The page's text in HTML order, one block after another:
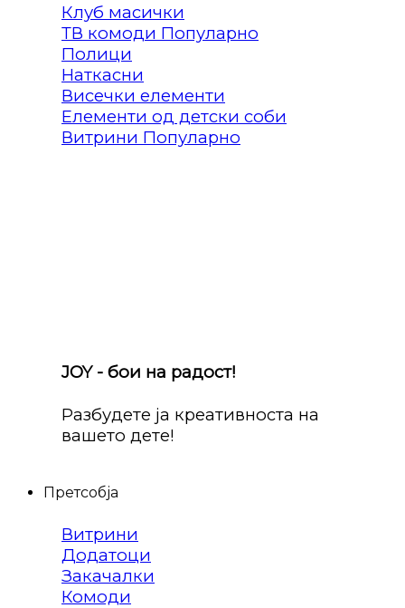
Клуб масички
ТВ комоди
Полици
Наткасни
Висечки елементи
Елементи од детски соби
Витрини
JOY - бои на радост!
Разбудете ја креативноста на
вашето дете!
Претсобја
Витрини
Додатоци
Закачалки
Комоди